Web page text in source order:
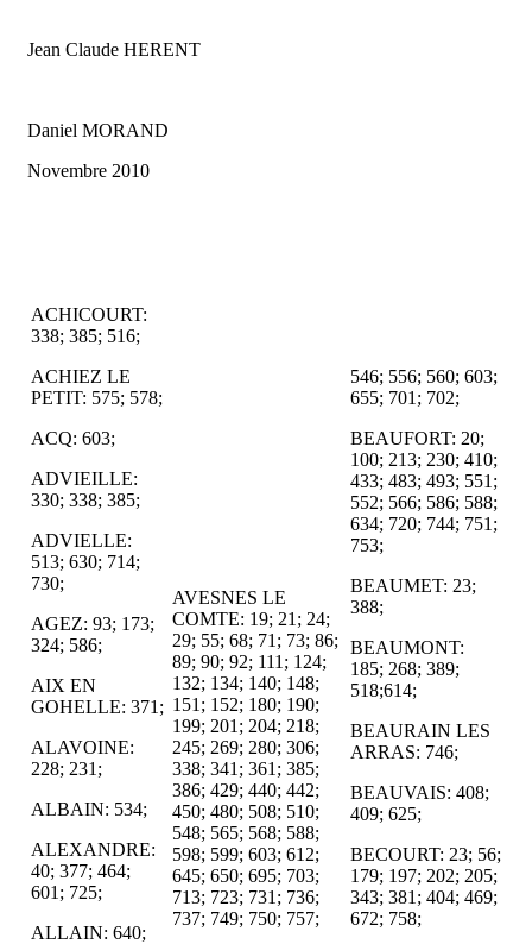
Jean Claude HERENT
Daniel MORAND
Novembre 2010
ACHICOURT:
338; 385; 516;
ACHIEZ LE
PETIT: 575; 578;
ACQ: 603;
ADVIEILLE:
330; 338; 385;
ADVIELLE:
513; 630; 714;
730;
AGEZ: 93; 173;
324; 586;
AIX EN
GOHELLE: 371;
ALAVOINE:
228; 231;
ALBAIN: 534;
ALEXANDRE:
40; 377; 464;
601; 725;
ALLAIN: 640;
AVESNES LE
COMTE: 19; 21; 24;
29; 55; 68; 71; 73; 86;
89; 90; 92; 111; 124;
132; 134; 140; 148;
151; 152; 180; 190;
199; 201; 204; 218;
245; 269; 280; 306;
338; 341; 361; 385;
386; 429; 440; 442;
450; 480; 508; 510;
548; 565; 568; 588;
598; 599; 603; 612;
645; 650; 695; 703;
713; 723; 731; 736;
737; 749; 750; 757;
546; 556; 560; 603;
655; 701; 702;
BEAUFORT: 20;
100; 213; 230; 410;
433; 483; 493; 551;
552; 566; 586; 588;
634; 720; 744; 751;
753;
BEAUMET: 23;
388;
BEAUMONT:
185; 268; 389;
518;614;
BEAURAIN LES
ARRAS: 746;
BEAUVAIS: 408;
409; 625;
BECOURT: 23; 56;
179; 197; 202; 205;
343; 381; 404; 469;
672; 758;